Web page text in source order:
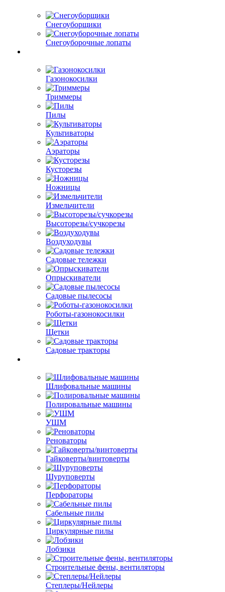
Снегоуборщики
Снегоуборочные лопаты
Газонокосилки
Триммеры
Пилы
Культиваторы
Аэраторы
Кусторезы
Ножницы
Измельчители
Высоторезы/сучкорезы
Воздуходувы
Садовые тележки
Опрыскиватели
Садовые пылесосы
Роботы-газонокосилки
Щетки
Садовые тракторы
Шлифовальные машины
Полировальные машины
УШМ
Реноваторы
Гайковерты/винтоверты
Шуруповерты
Перфораторы
Сабельные пилы
Циркулярные пилы
Лобзики
Строительные фены, вентиляторы
Степлеры/Нейлеры